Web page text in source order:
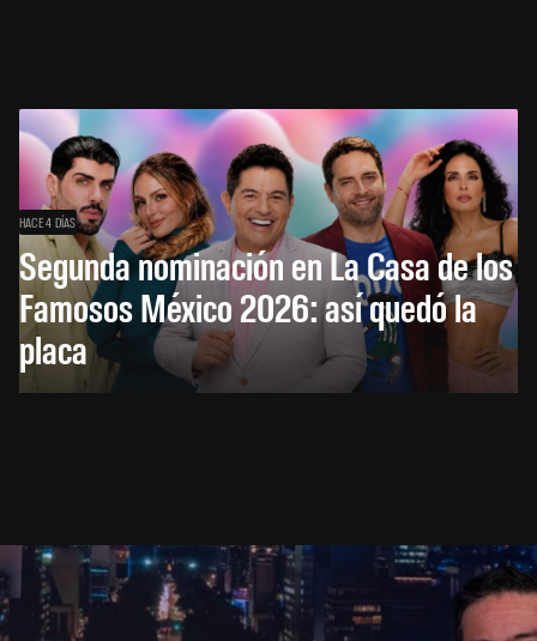
HACE 4 DÍAS
Segunda nominación en La Casa de los
Famosos México 2026: así quedó la
placa